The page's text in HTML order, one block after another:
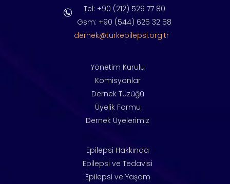
Tel: +90 (212) 529 77 80
Gsm: +90 (544) 625 32 58
dernek@turkepilepsi.org.tr
Yönetim Kurulu
Komisyonlar
Dernek Tüzüğü
Üyelik Formu
Dernek Üyelerimiz
Epilepsi Hakkında
Epilepsi ve Tedavisi
Epilepsi ve Yaşam